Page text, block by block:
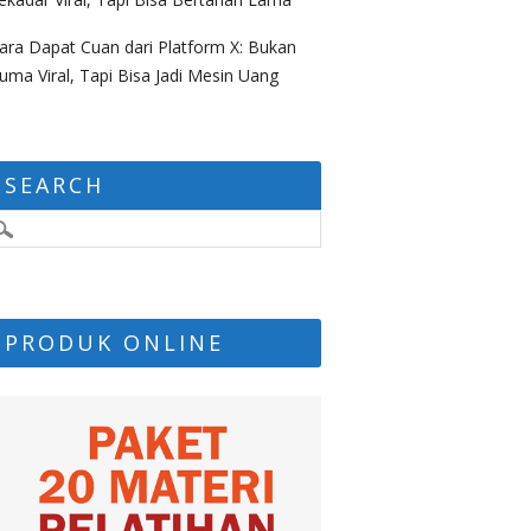
Dapat Cuan dari Platform X: Bukan
Viral, Tapi Bisa Jadi Mesin Uang
SEARCH
PRODUK ONLINE